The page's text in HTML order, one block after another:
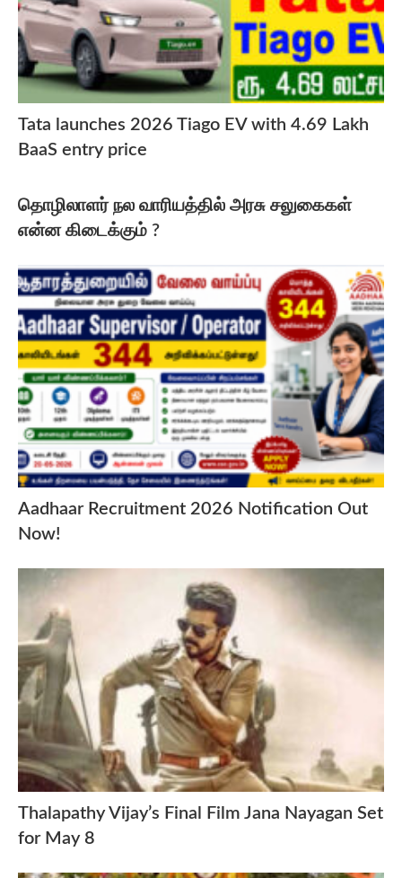
Tata launches 2026 Tiago EV with 4.69 Lakh
BaaS entry price
தொழிலாளர் நல வாரியத்தில் அரசு சலுகைகள்
என்ன கிடைக்கும் ?
Aadhaar Recruitment 2026 Notification Out
Now!
Thalapathy Vijay’s Final Film Jana Nayagan Set
for May 8